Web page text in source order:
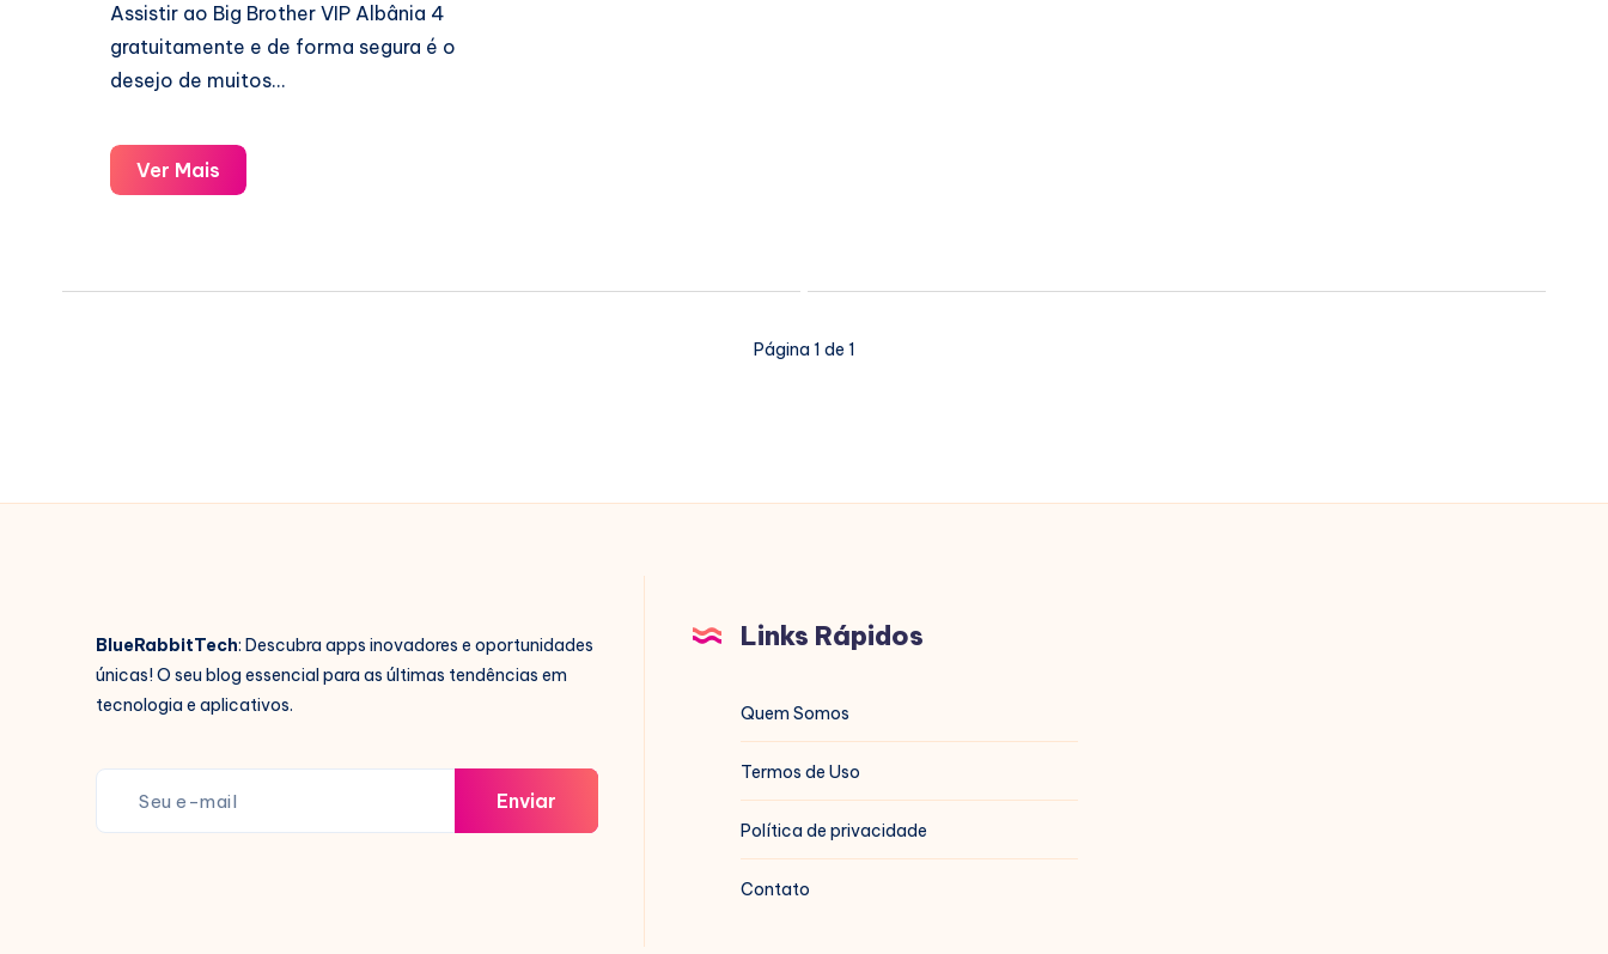
Assistir ao Big Brother VIP Albânia 4
gratuitamente e de forma segura é o
desejo de muitos…
Ver Mais
ao
Página 1 de 1
BlueRabbitTech: Descubra apps inovadores e oportunidades
únicas! O seu blog essencial para as últimas tendências em
tecnologia e aplicativos.
Enviar
Links Rápidos
Quem Somos
Termos de Uso
Política de privacidade
Contato